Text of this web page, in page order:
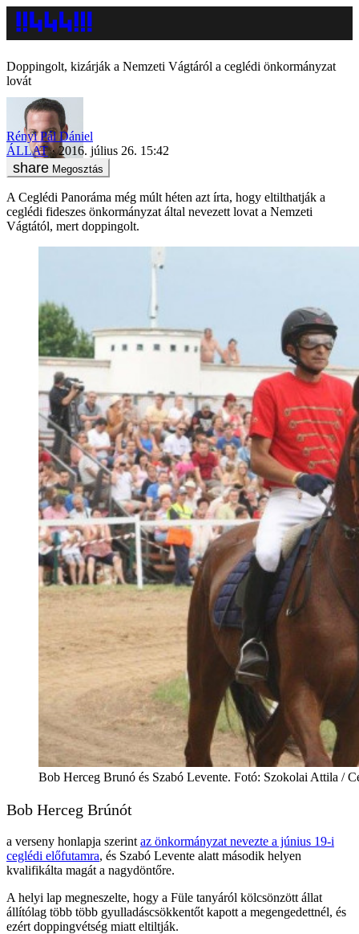
Doppingolt, kizárják a Nemzeti Vágtáról a ceglédi önkormányzat
lovát
Rényi Pál Dániel
ÁLLAT
2016. július 26. 15:42
Megosztás
A Ceglédi Panoráma még múlt héten azt írta, hogy eltilthatják a
ceglédi fideszes önkormányzat által nevezett lovat a Nemzeti
Vágtától, mert doppingolt.
Bob Herceg Brunó és Szabó Levente. Fotó: Szokolai Attila /
Bob Herceg Brúnót
a verseny honlapja szerint az önkormányzat nevezte a június 19-i
ceglédi előfutamra, és Szabó Levente alatt második helyen
kvalifikálta magát a nagydöntőre.
A helyi lap megneszelte, hogy a Füle tanyáról kölcsönzött állat
állítólag több több gyulladáscsökkentőt kapott a megengedettnél, és
ezért doppingvétség miatt eltiltják.